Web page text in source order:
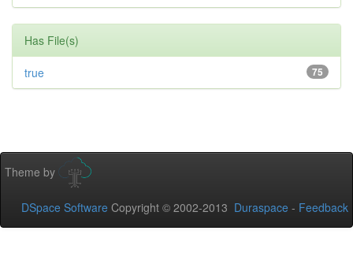
Has File(s)
75
true
Theme by
DSpace Software Copyright © 2002-2013 Duraspace - Feedback